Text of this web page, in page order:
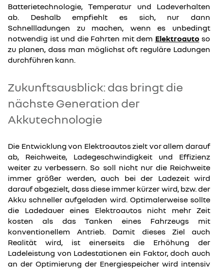
Batterietechnologie, Temperatur und Ladeverhalten
ab. Deshalb empfiehlt es sich, nur dann
Schnellladungen zu machen, wenn es unbedingt
notwendig ist und die Fahrten mit dem Elektroauto so
zu planen, dass man möglichst oft reguläre Ladungen
durchführen kann.
Zukunftsausblick: das bringt die
nächste Generation der
Akkutechnologie
Die Entwicklung von Elektroautos zielt vor allem darauf
ab, Reichweite, Ladegeschwindigkeit und Effizienz
weiter zu verbessern. So soll nicht nur die Reichweite
immer größer werden, auch bei der Ladezeit wird
darauf abgezielt, dass diese immer kürzer wird, bzw. der
Akku schneller aufgeladen wird. Optimalerweise sollte
die Ladedauer eines Elektroautos nicht mehr Zeit
kosten als das Tanken eines Fahrzeugs mit
konventionellem Antrieb. Damit dieses Ziel auch
Realität wird, ist einerseits die Erhöhung der
Ladeleistung von Ladestationen ein Faktor, doch auch
an der Optimierung der Energiespeicher wird intensiv